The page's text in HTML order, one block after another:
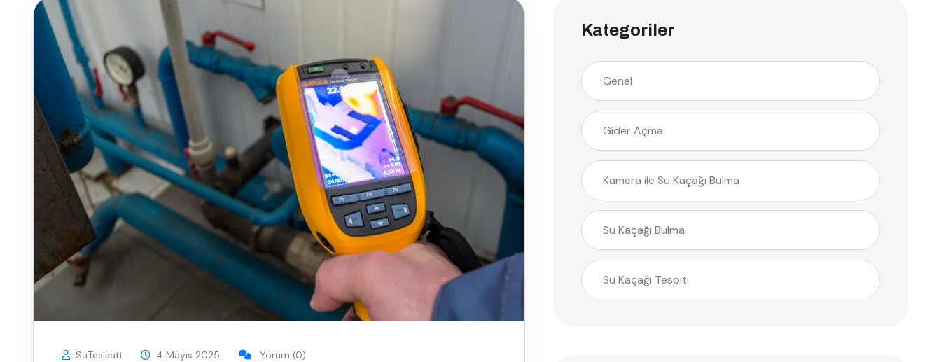
SuTesisati 4 Mayıs 2025 Yorum (0)
Kategoriler
Genel
Gider Açma
Kamera ile Su Kaçağı Bulma
Su Kaçağı Bulma
Su Kaçağı Tespiti